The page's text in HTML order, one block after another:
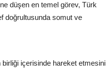
düşen en temel görev, Türk
doğrultusunda somut ve
birliği içerisinde hareket etmesini